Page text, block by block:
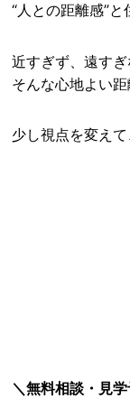
“人との距離感”
近すぎず、遠すぎ
そんな心地よい距
少し視点を変えて
＼無料相談・見